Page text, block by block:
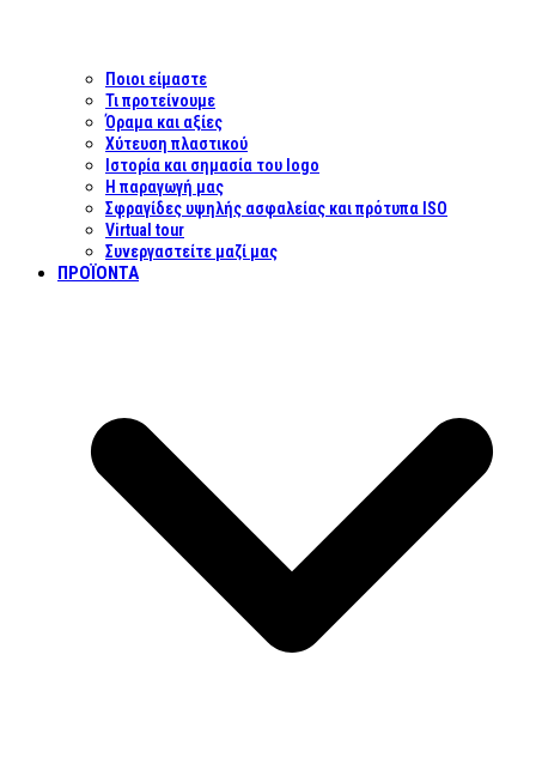
Ποιοι είμαστε
Τι προτείνουμε
Όραμα και αξίες
Χύτευση πλαστικού
Ιστορία και σημασία του logo
Η παραγωγή μας
Σφραγίδες υψηλής ασφαλείας και πρότυπα ISO
Virtual tour
Συνεργαστείτε μαζί μας
ΠΡΟΪΌΝΤΑ